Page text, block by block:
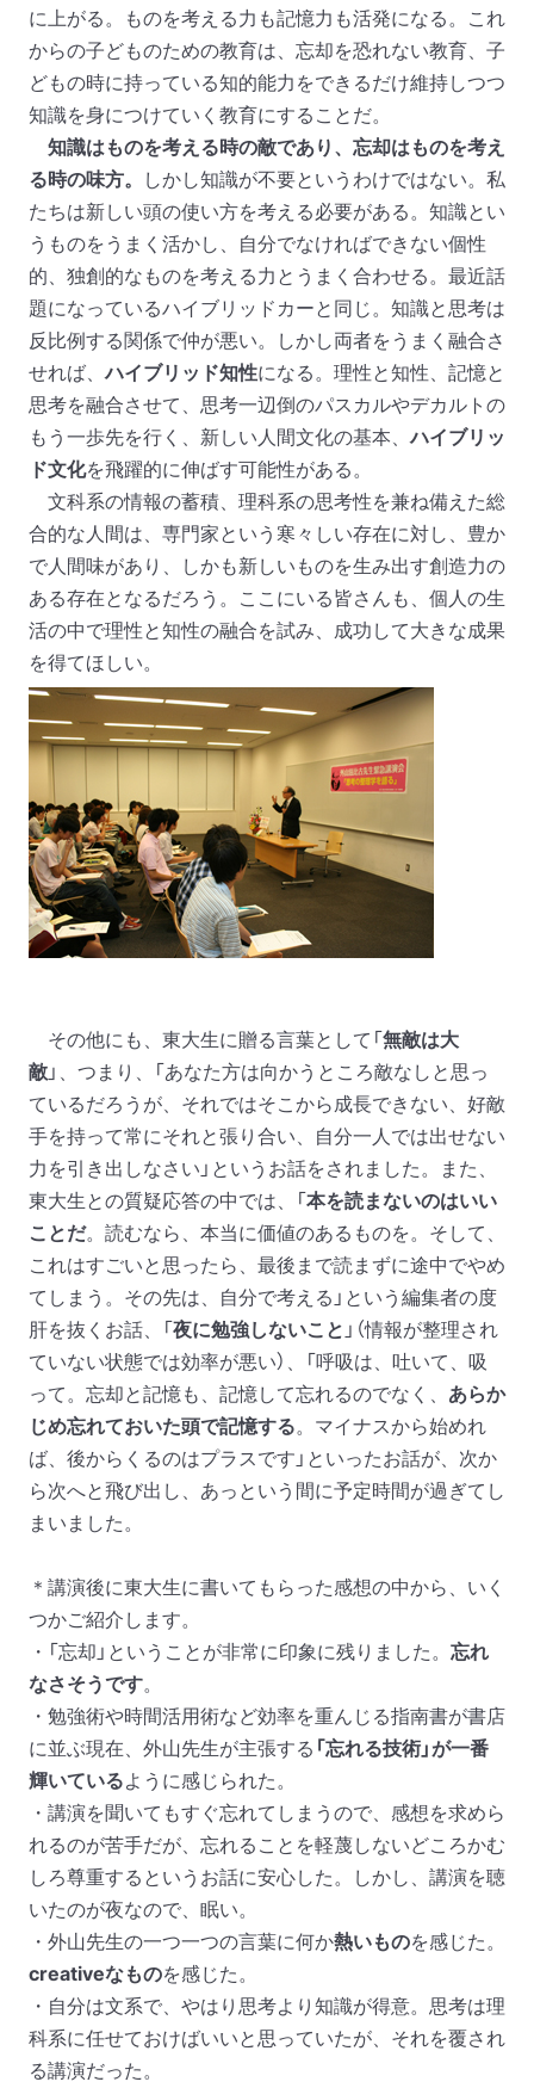
に上がる。ものを考える力も記憶力も活発になる。これ
からの子どものための教育は、忘却を恐れない教育、子
どもの時に持っている知的能力をできるだけ維持しつつ
知識を身につけていく教育にすることだ。
知識はものを考える時の敵であり、忘却はものを考え
る時の味方。 しかし知識が不要というわけではない。私
たちは新しい頭の使い方を考える必要がある。知識とい
うものをうまく活かし、自分でなければできない個性
的、独創的なものを考える力とうまく合わせる。最近話
題になっているハイブリッドカーと同じ。知識と思考は
反比例する関係で仲が悪い。しかし両者をうまく融合さ
せれば、ハイブリッド知性になる。理性と知性、記憶と
思考を融合させて、思考一辺倒のパスカルやデカルトの
もう一歩先を行く、新しい人間文化の基本、ハイブリッ
ド文化を飛躍的に伸ばす可能性がある。
文科系の情報の蓄積、理科系の思考性を兼ね備えた総
合的な人間は、専門家という寒々しい存在に対し、豊か
で人間味があり、しかも新しいものを生み出す創造力の
ある存在となるだろう。ここにいる皆さんも、個人の生
活の中で理性と知性の融合を試み、成功して大きな成果
を得てほしい。
その他にも、東大生に贈る言葉として「無敵は大
敵」、つまり、「あなた方は向かうところ敵なしと思っ
ているだろうが、それではそこから成長できない、好敵
手を持って常にそれと張り合い、自分一人では出せない
力を引き出しなさい」というお話をされました。また、
東大生との質疑応答の中では、「本を読まないのはいい
ことだ。読むなら、本当に価値のあるものを。そして、
これはすごいと思ったら、最後まで読まずに途中でやめ
てしまう。その先は、自分で考える」という編集者の度
肝を抜くお話、「夜に勉強しないこと 」（情報が整理され
ていない状態では効率が悪い）、「呼吸は、吐いて、吸
って。忘却と記憶も、記憶して忘れるのでなく、 あらか
じめ忘れておいた頭で記憶する。マイナスから始めれ
ば、後からくるのはプラスです」といったお話が、次か
ら次へと飛び出し、あっという間に予定時間が過ぎてし
まいました。
＊講演後に東大生に書いてもらった感想の中から、いく
つかご紹介します。
・「忘却」ということが非常に印象に残りました。 忘れ
なさそうです。
・勉強術や時間活用術など効率を重んじる指南書が書店
に並ぶ現在、外山先生が主張する 「忘れる技術」が一番
輝いているように感じられた。
・講演を聞いてもすぐ忘れてしまうので、感想を求めら
れるのが苦手だが、忘れることを軽蔑しないどころかむ
しろ尊重するというお話に安心した。しかし、講演を聴
いたのが夜なので、眠い。
・外山先生の一つ一つの言葉に何か熱いものを感じた。
creativeなものを感じた。
・自分は文系で、やはり思考より知識が得意。思考は理
科系に任せておけばいいと思っていたが、それを覆され
る講演だった。